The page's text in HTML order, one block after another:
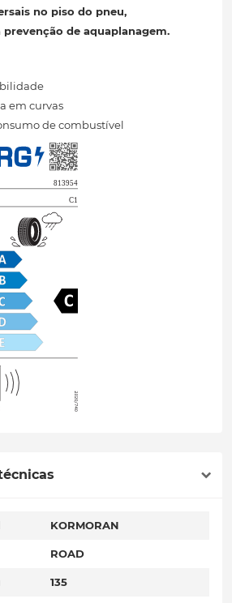
no piso do pneu,
de aquaplanagem.
em curvas
de combustível
KORMORAN
ROAD
135